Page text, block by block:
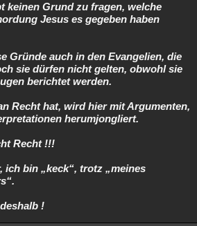
keinen Grund zu fragen, welche
Jesus es gegeben haben
Gründe auch in den Evangelien, die
sie dürfen nicht gelten, obwohl sie
berichtet werden.
Recht hat, wird hier mit Argumenten,
herumjongliert.
Recht !!!
ich bin „keck“, trotz „meines
!